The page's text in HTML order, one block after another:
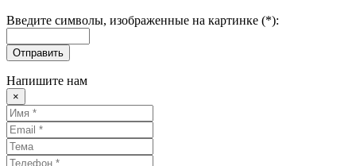
Введите символы, изображенные на картинке (*):
Отправить
Напишите нам
×